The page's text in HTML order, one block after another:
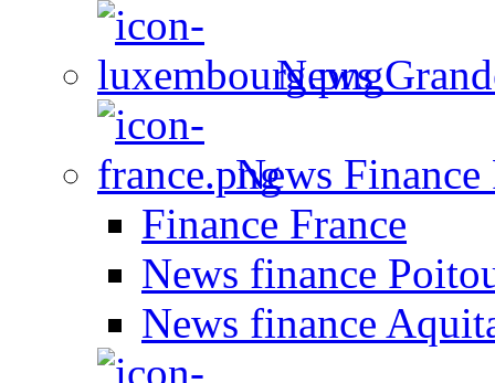
News
News Finance
Finance France
News finance
News finance